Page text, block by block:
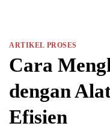
ARTIKEL PROSES
Cara
dengan
Efisien